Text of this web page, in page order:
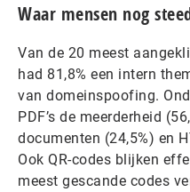
Waar mensen nog
Van de 20 meest
had 81,8% een intern
van domeinspoofing.
PDF’s de meerderheid
documenten (24,5%) en
Ook QR-codes blijken
meest gescande codes